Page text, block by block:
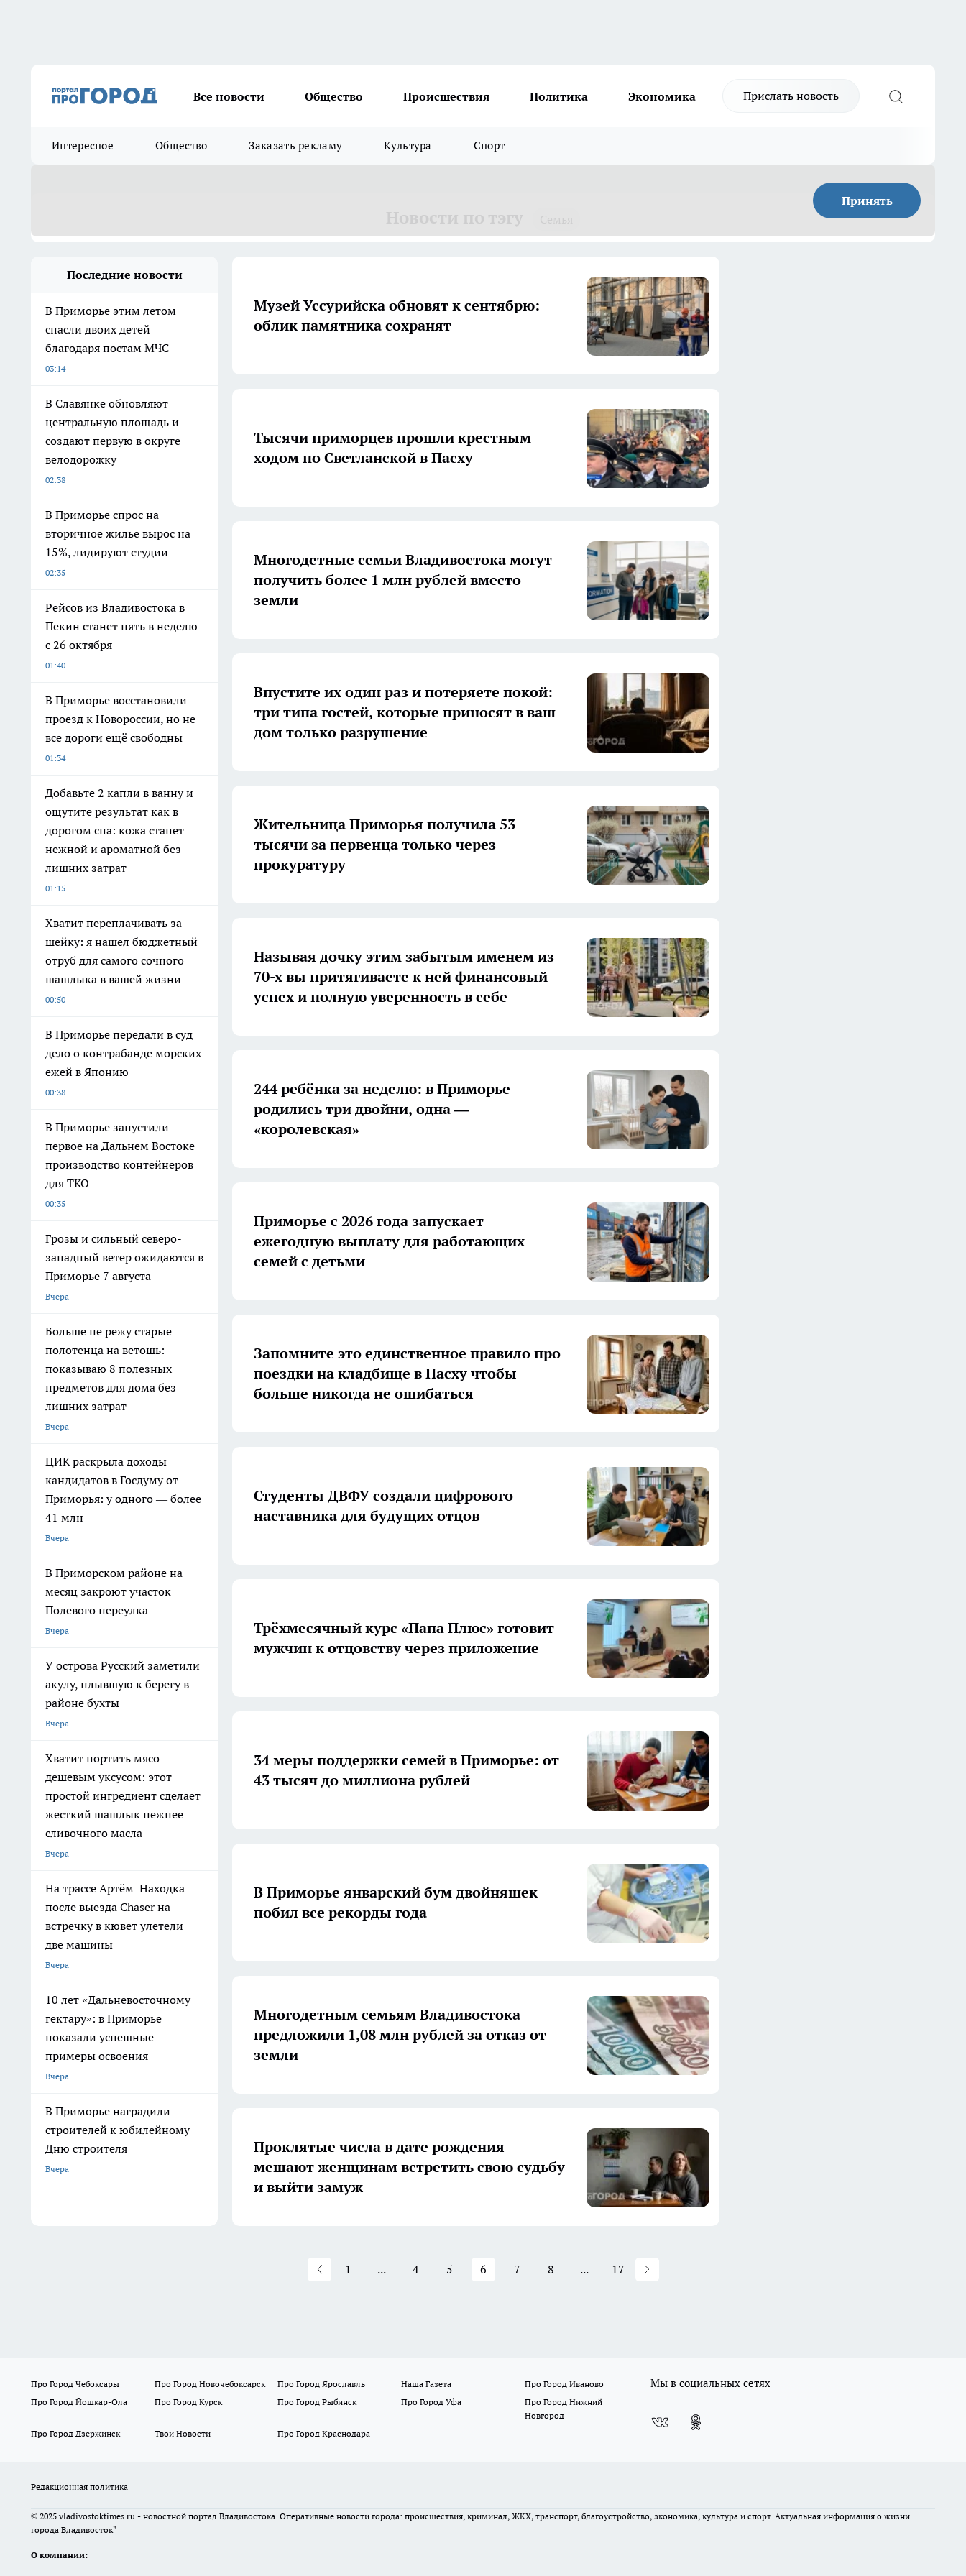
Все новости Общество Происшествия Политика Экономика Прислать новость
Интересное Общество Заказать рекламу Культура Спорт
Принять
Последние новости
В Приморье этим летом
спасли двоих детей
благодаря постам МЧС
03:14
В Славянке обновляют
центральную площадь и
создают первую в округе
велодорожку
02:38
В Приморье спрос на
вторичное жилье вырос на
15%, лидируют студии
02:35
Рейсов из Владивостока в
Пекин станет пять в неделю
с 26 октября
01:40
В Приморье восстановили
проезд к Новороссии, но не
все дороги ещё свободны
01:34
Добавьте 2 капли в ванну и
ощутите результат как в
дорогом спа: кожа станет
нежной и ароматной без
лишних затрат
01:15
Хватит переплачивать за
шейку: я нашел бюджетный
отруб для самого сочного
шашлыка в вашей жизни
00:50
В Приморье передали в суд
дело о контрабанде морских
ежей в Японию
00:38
В Приморье запустили
первое на Дальнем Востоке
производство контейнеров
для ТКО
00:35
Грозы и сильный северо-
западный ветер ожидаются в
Приморье 7 августа
Вчера
Больше не режу старые
полотенца на ветошь:
показываю 8 полезных
предметов для дома без
лишних затрат
Вчера
ЦИК раскрыла доходы
кандидатов в Госдуму от
Приморья: у одного — более
41 млн
Вчера
В Приморском районе на
месяц закроют участок
Полевого переулка
Вчера
У острова Русский заметили
акулу, плывшую к берегу в
районе бухты
Вчера
Хватит портить мясо
дешевым уксусом: этот
простой ингредиент сделает
жесткий шашлык нежнее
сливочного масла
Вчера
На трассе Артём–Находка
после выезда Chaser на
встречку в кювет улетели
две машины
Вчера
10 лет «Дальневосточному
гектару»: в Приморье
показали успешные
примеры освоения
Вчера
В Приморье наградили
строителей к юбилейному
Дню строителя
Вчера
Музей Уссурийска обновят к сентябрю:
облик памятника сохранят
Тысячи приморцев прошли крестным
ходом по Светланской в Пасху
Многодетные семьи Владивостока могут
получить более 1 млн рублей вместо
земли
Впустите их один раз и потеряете покой:
три типа гостей, которые приносят в ваш
дом только разрушение
Жительница Приморья получила 53
тысячи за первенца только через
прокуратуру
Называя дочку этим забытым именем из
70-х вы притягиваете к ней финансовый
успех и полную уверенность в себе
244 ребёнка за неделю: в Приморье
родились три двойни, одна —
«королевская»
Приморье с 2026 года запускает
ежегодную выплату для работающих
семей с детьми
Запомните это единственное правило про
поездки на кладбище в Пасху чтобы
больше никогда не ошибаться
Студенты ДВФУ создали цифрового
наставника для будущих отцов
Трёхмесячный курс «Папа Плюс» готовит
мужчин к отцовству через приложение
34 меры поддержки семей в Приморье: от
43 тысяч до миллиона рублей
В Приморье январский бум двойняшек
побил все рекорды года
Многодетным семьям Владивостока
предложили 1,08 млн рублей за отказ от
земли
Проклятые числа в дате рождения
мешают женщинам встретить свою судьбу
и выйти замуж
1 ... 4 5 6 7 8 ... 17
Про Город Чебоксары Про Город Новочебоксарск Про Город Ярославль Наша Газета
Про Город Иваново
Про Город Йошкар-Ола
Про Город Курск Про Город Рыбинск Про Город Уфа
Про Город Нижний
Новгород
Про Город Дзержинск
Твои Новости Про Город Краснодара
Мы в социальных сетях
Редакционная политика
© 2025 vladivostoktimes.ru - новостной портал Владивостока. Оперативные новости города: происшествия, криминал, ЖКХ, транспорт, благоустройство, экономика, культура и спорт. Актуальная информация о жизни
города Владивосток"
О компании: